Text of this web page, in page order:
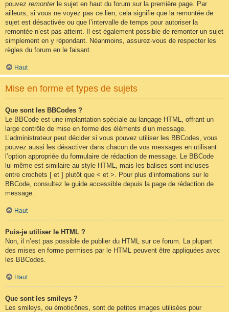
pouvez remonterle sujet en haut du forum sur la première page. Par
ailleurs, si vous ne voyez pas ce lien, cela signifie que la remontée de
sujet est désactivée ou que l’intervalle de temps pour autoriser la
remontée n’est pas atteint. Il est également possible de remonter un sujet
simplement en y répondant. Néanmoins, assurez-vous de respecter les
règles du forum en le faisant.
Haut
Mise en forme et types de sujets
Que sont les BBCodes ?
Le BBCode est une implantation spéciale au langage HTML, offrant un
large contrôle de mise en forme des éléments d’un message.
L’administrateur peut décider si vous pouvez utiliser les BBCodes, vous
pouvez aussi les désactiver dans chacun de vos messages en utilisant
l’option appropriée du formulaire de rédaction de message. Le BBCode
lui-même est similaire au style HTML, mais les balises sont incluses
entre crochets [ et ] plutôt que < et >. Pour plus d’informations sur le
BBCode, consultez le guide accessible depuis la page de rédaction de
message.
Haut
Puis-je utiliser le HTML ?
Non, il n’est pas possible de publier du HTML sur ce forum. La plupart
des mises en forme permises par le HTML peuvent être appliquées avec
les BBCodes.
Haut
Que sont les smileys ?
Les smileys, ou émoticônes, sont de petites images utilisées pour